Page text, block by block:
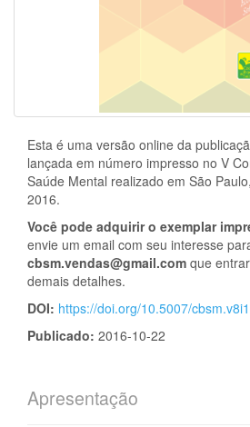
Esta é uma versão online da
lançada em número impresso no V
Saúde Mental realizado em São
2016.
Você pode adquirir o exemplar
envie um email com seu interesse
cbsm.vendas@gmail.com que
demais detalhes.
DOI: https://doi.org/10.5007/
Publicado: 2016-10-22
Apresentação